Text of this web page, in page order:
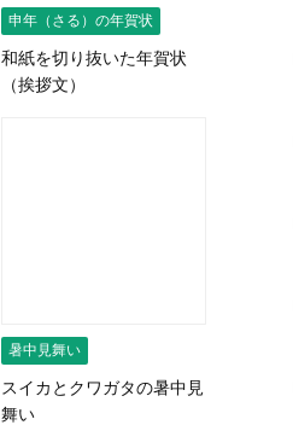
申年（さる）の年賀状
和紙を切り抜いた年賀状
（挨拶文）
暑中見舞い
スイカとクワガタの暑中見
舞い